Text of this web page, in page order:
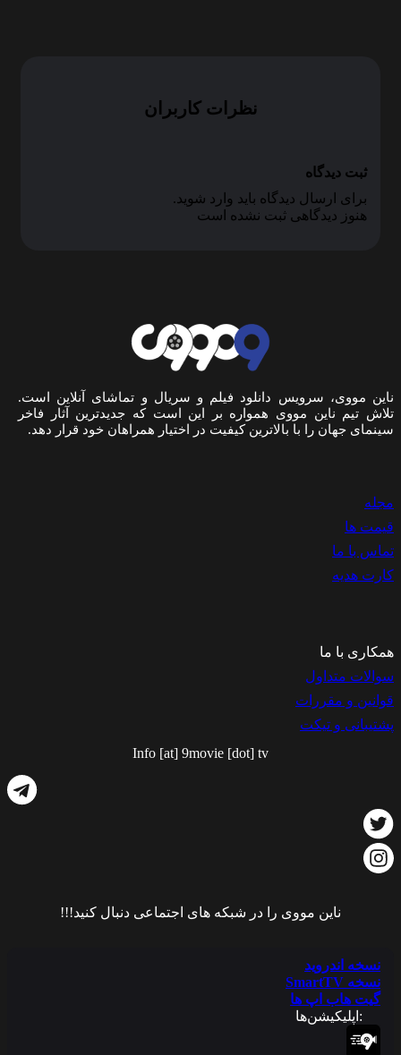
نظرات کاربران
ثبت دیدگاه
برای ارسال دیدگاه باید وارد شوید.
هنوز دیدگاهی ثبت نشده است
ناین مووی، سرویس دانلود فیلم و سریال و تماشای آنلاین است.
تلاش تیم ناین مووی همواره بر این است که جدیدترین آثار فاخر
سینمای جهان را با بالاترین کیفیت در اختیار همراهان خود قرار دهد.
مجله
قیمت ها
تماس با ما
کارت هدیه
همکاری با ما
سوالات متداول
قوانین و مقررات
پشتیبانی و تیکت
Info [at] 9movie [dot] tv
ناین مووی را در شبکه های اجتماعی دنبال کنید!!!
نسخه اندروید
نسخه SmartTV
گیت هاب اپ ها
:اپلیکیشن‌ها